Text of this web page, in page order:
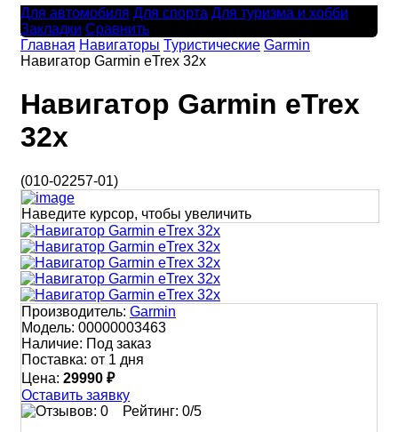
Для автомобиля Для спорта Для туризма и хобби
Закладки Сравнить
Главная Навигаторы Туристические Garmin
Навигатор Garmin eTrex 32x
Навигатор Garmin eTrex
32x
(010-02257-01)
Наведите курсор, чтобы увеличить
Производитель: Garmin
Модель: 00000003463
Наличие: Под заказ
Поставка: от 1 дня
Цена: 29990 ₽
Оставить заявку
Рейтинг: 0/5